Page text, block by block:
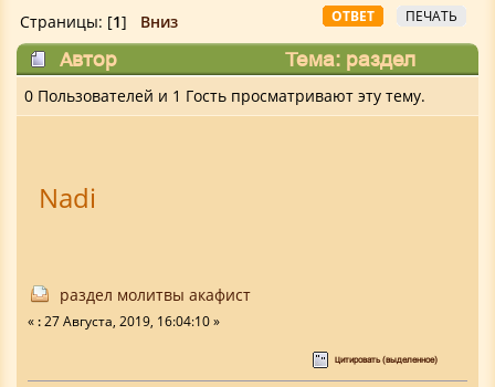
ОТВЕТ ПЕЧАТЬ
Страницы: [1] Вниз
Автор
Тема: раздел
молитвы акафист (Прочитано 7114 раз)
0 Пользователей и 1 Гость просматривают эту тему.
Nadi
раздел молитвы акафист
«: 27 Августа, 2019, 16:04:10 »
Цитировать (выделенное)